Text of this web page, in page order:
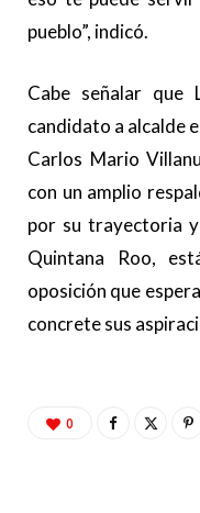
pueblo”, indicó.
Cabe señalar
candidato a alcalde
Carlos Mario
con un amplio
por su trayectoria
Quintana Roo,
oposición que
concrete sus
0